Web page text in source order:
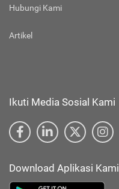
Hubungi Kami
Artikel
Ikuti Media Sosial Kami
Download Aplikasi Kami